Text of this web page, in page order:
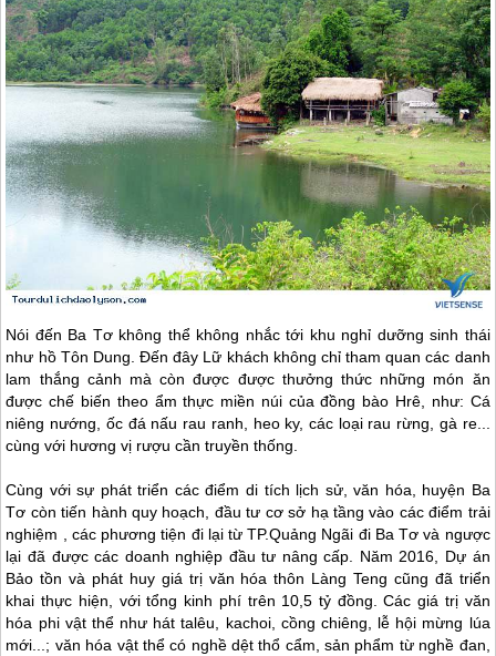
Nói đến Ba Tơ không thể không nhắc tới khu nghỉ dưỡng sinh thái
như hồ Tôn Dung. Đến đây Lữ khách không chỉ tham quan các danh
lam thắng cảnh mà còn được được thưởng thức những món ăn
được chế biến theo ẩm thực miền núi của đồng bào Hrê, như: Cá
niêng nướng, ốc đá nấu rau ranh, heo ky, các loại rau rừng, gà re...
cùng với hương vị rượu cần truyền thống.
Cùng với sự phát triển các điểm di tích lịch sử, văn hóa, huyện Ba
Tơ còn tiến hành quy hoạch, đầu tư cơ sở hạ tầng vào các điểm trải
nghiệm , các phương tiện đi lại từ TP.Quảng Ngãi đi Ba Tơ và ngược
lại đã được các doanh nghiệp đầu tư nâng cấp. Năm 2016, Dự án
Bảo tồn và phát huy giá trị văn hóa thôn Làng Teng cũng đã triển
khai thực hiện, với tổng kinh phí trên 10,5 tỷ đồng. Các giá trị văn
hóa phi vật thể như hát talêu, kachoi, cồng chiêng, lễ hội mừng lúa
mới...; văn hóa vật thể có nghề dệt thổ cẩm, sản phẩm từ nghề đan,